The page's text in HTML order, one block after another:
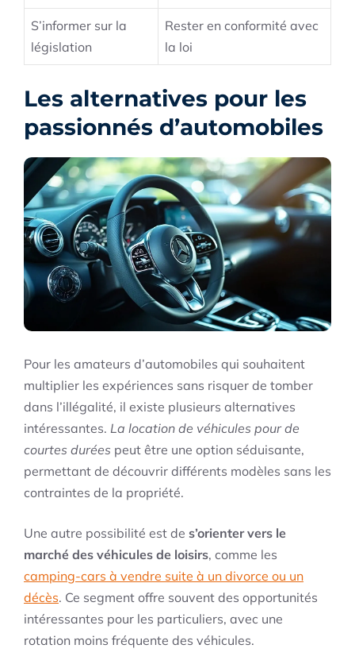
S’informer sur la
législation
Rester en conformité avec
la loi
Les alternatives pour les
passionnés d’automobiles
Pour les amateurs d’automobiles qui souhaitent
multiplier les expériences sans risquer de tomber
dans l’illégalité, il existe plusieurs alternatives
intéressantes. La location de véhicules pour de
courtes durées peut être une option séduisante,
permettant de découvrir différents modèles sans les
contraintes de la propriété.
Une autre possibilité est de s’orienter vers le
marché des véhicules de loisirs, comme les
camping-cars à vendre suite à un divorce ou un
décès. Ce segment offre souvent des opportunités
intéressantes pour les particuliers, avec une
rotation moins fréquente des véhicules.